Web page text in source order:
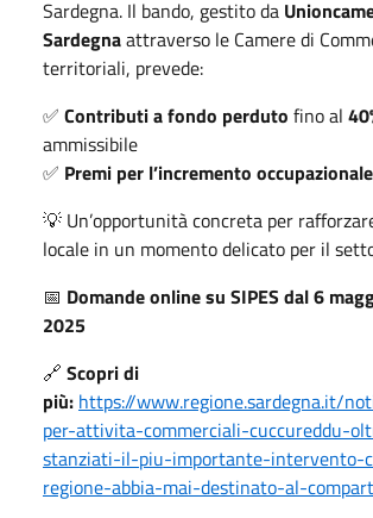
Sardegna. Il bando, gestito da
Sardegnaattraverso le Camere di
territoriali, prevede:
✅ Contributi a fondo perduto fino al
ammissibile
✅ Premi per l’incremento occupazionale
💡 Un’opportunità concreta per
locale in un momento delicato per il
📅 Domande online su SIPES dal 6
2025
🔗 Scopri di
più: https://www.regione.sardegna.it/
per-attivita-commerciali-cuccureddu-
stanziati-il-piu-importante-intervento-
regione-abbia-mai-destinato-al-